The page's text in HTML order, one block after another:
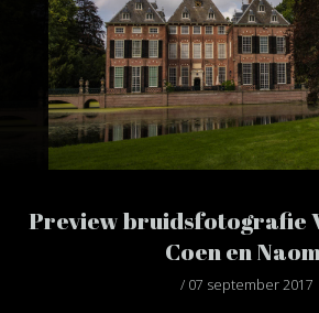
Preview bruidsfotografie
Coen en
/ 07 september 2017